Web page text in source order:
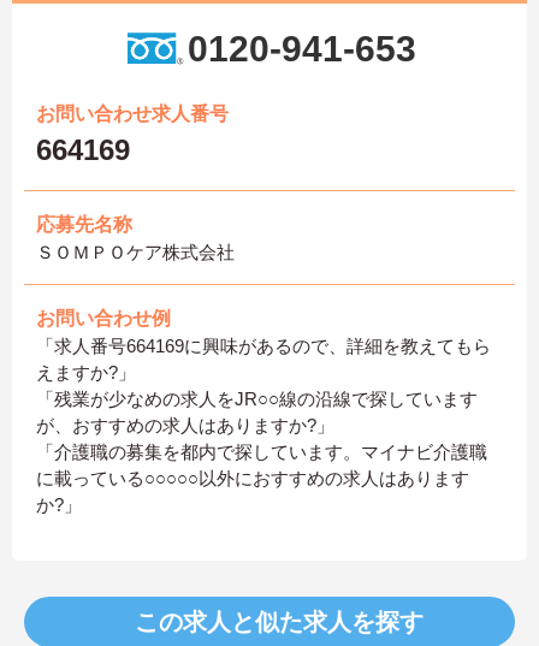
0120-941-653
お問い合わせ求人番号
664169
応募先名称
ＳＯＭＰＯケア株式会社
お問い合わせ例
「求人番号664169に興味があるので、詳細を教えてもら
えますか?」
「残業が少なめの求人をJR○○線の沿線で探しています
が、おすすめの求人はありますか?」
「介護職の募集を都内で探しています。マイナビ介護職
に載っている○○○○○以外におすすめの求人はあります
か?」
この求人と似た求人を探す